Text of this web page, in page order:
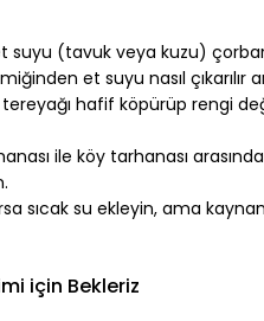
suyu (tavuk veya kuzu)
et suyu nasıl çıkarılır
hafif köpürüp rengi
ile köy tarhanası
sıcak su ekleyin, ama
için Bekleriz